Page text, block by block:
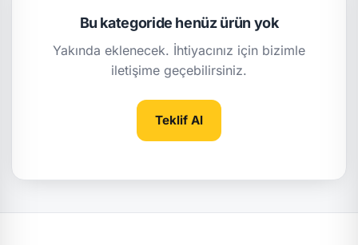
Bu kategoride henüz ürün yok
Yakında eklenecek. İhtiyacınız için bizimle
iletişime geçebilirsiniz.
Teklif Al